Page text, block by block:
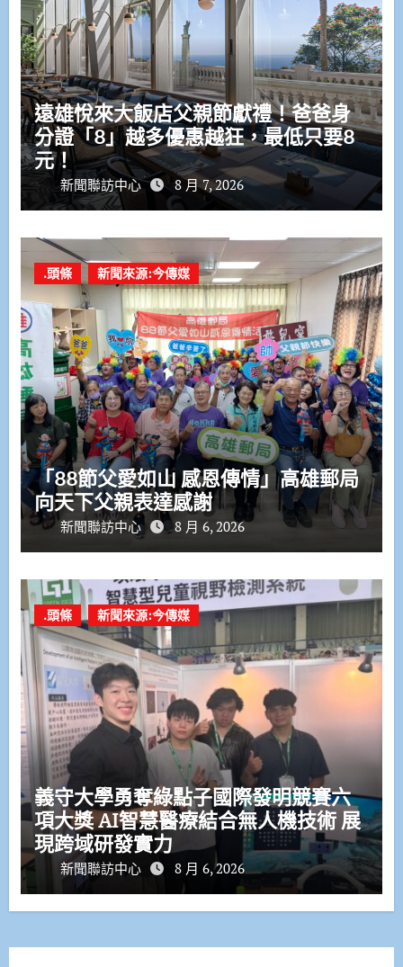
遠雄悅來大飯店父親節獻禮！爸爸身
分證「8」越多優惠越狂，最低只要8
元！
新聞聯訪中心 8 月 7, 2026
.頭條 新聞來源:今傳媒
「88節父愛如山 感恩傳情」高雄郵局
向天下父親表達感謝
新聞聯訪中心 8 月 6, 2026
.頭條 新聞來源:今傳媒
義守大學勇奪綠點子國際發明競賽六
項大獎 AI智慧醫療結合無人機技術 展
現跨域研發實力
新聞聯訪中心 8 月 6, 2026